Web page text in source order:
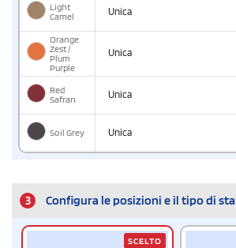
Light
Camel
Unica
Orange
Zest /
Plum
Purple
Unica
Red
Safran
Unica
Soil Grey Unica
3 Configura le posizioni e il tipo di
SCELTO